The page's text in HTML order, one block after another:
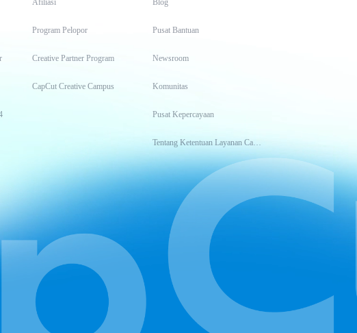
Afiliasi
Program Pelopor
Creative Partner Program
CapCut Creative Campus
Blog
Pusat Bantuan
Newsroom
Komunitas
Pusat Kepercayaan
Tentang Ketentuan Layanan CapCut